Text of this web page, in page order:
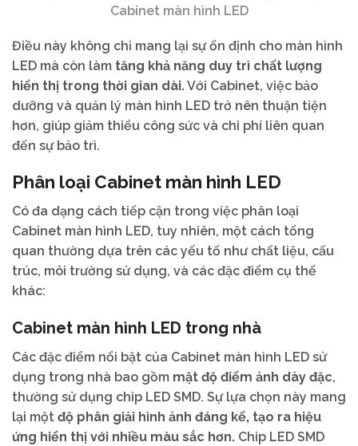
Cabinet màn hình LED
Điều này không chỉ mang lại sự ổn định cho màn hình
LED mà còn làm tăng khả năng duy trì chất lượng
hiển thị trong thời gian dài.Với Cabinet, việc bảo
dưỡng và quản lý màn hình LED trở nên thuận tiện
hơn, giúp giảm thiểu công sức và chi phí liên quan
đến sự bảo trì.
Phân loại Cabinet màn hình LED
Có đa dạng cách tiếp cận trong việc phân loại
Cabinet màn hình LED, tuy nhiên, một cách tổng
quan thường dựa trên các yếu tố như chất liệu, cấu
trúc, môi trường sử dụng, và các đặc điểm cụ thể
khác:
Cabinet màn hình LED trong nhà
Các đặc điểm nổi bật của Cabinet màn hình LED sử
dụng trong nhà bao gồm mật độ điểm ảnh dày đặc,
thường sử dụng chip LED SMD. Sự lựa chọn này mang
lại một độ phân giải hình ảnh đáng kể, tạo ra hiệu
ứng hiển thị với nhiều màu sắc hơn. Chip LED SMD